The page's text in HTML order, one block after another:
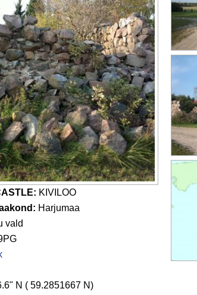
KIVILOO
Harjumaa
vald
N ( 59.2851667 N)